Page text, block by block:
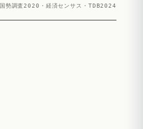
国勢調査2020・経済センサス・TDB2024